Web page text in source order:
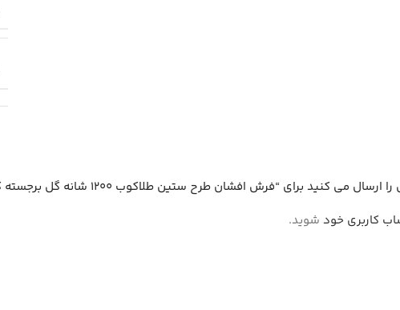
کنید برای “فرش افشان طرح ستین طلاکوب 1200 شانه گل برجسته کد 73341”
کاربری خود شوید.